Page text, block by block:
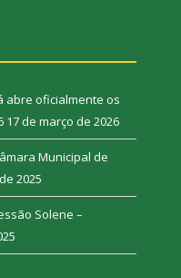
abre oficialmente os
17 de março de 2026
Municipal de
2025
Solene –